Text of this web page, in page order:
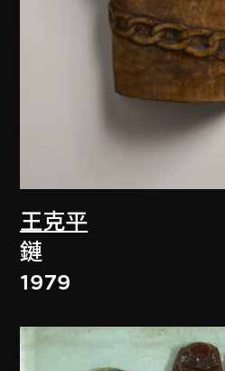
王克平
鏈
1979